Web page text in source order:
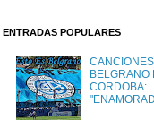
ENTRADAS POPULARES
BELGRANO
CORDOBA: